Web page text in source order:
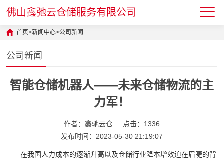
佛山鑫弛云仓储服务有限公司
首页>新闻中心>公司新闻
公司新闻
智能仓储机器人——未来仓储物流的主
力军！
作者：鑫驰云仓
点击：1336
发布时间：2023-05-30 21:19:07
在我国人力成本的逐渐升高以及仓储行业降本增效迫在眉睫的背